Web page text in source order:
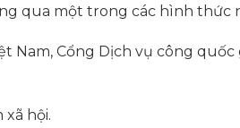
qua một trong các hình thức
Nam, Cổng Dịch vụ công quốc
hội.